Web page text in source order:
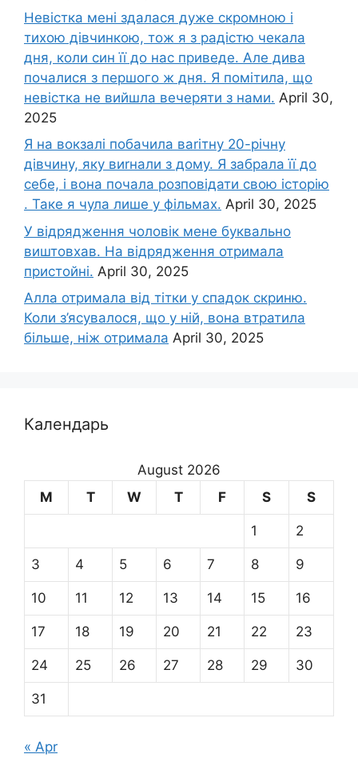
Невістка мені здалася дуже скромною і
тихою дівчинкою, тож я з радістю чекала
дня, коли син її до нас приведе. Але дива
почалися з першого ж дня. Я помітила, що
невістка не вийшла вечеряти з нами. April 30,
2025
Я на вокзалі побачила ваrітну 20-річну
дівчину, яку виrнали з дому. Я забрала її до
себе, і вона почала розповідати свою історію
. Таке я чула лише у фільмах. April 30, 2025
У відрядження чоловік мене буквально
виштовхав. На відрядження отримала
пристойні. April 30, 2025
Алла отримала від тітки у спадок скриню.
Коли з’ясувалося, що у ній, вона втратила
більше, ніж отримала April 30, 2025
Календарь
August 2026
M
T W T F S S
1 2
3 4 5 6 7 8 9
10 11 12 13 14 15 16
17 18 19 20 21 22 23
24 25 26 27 28 29 30
31
« Apr